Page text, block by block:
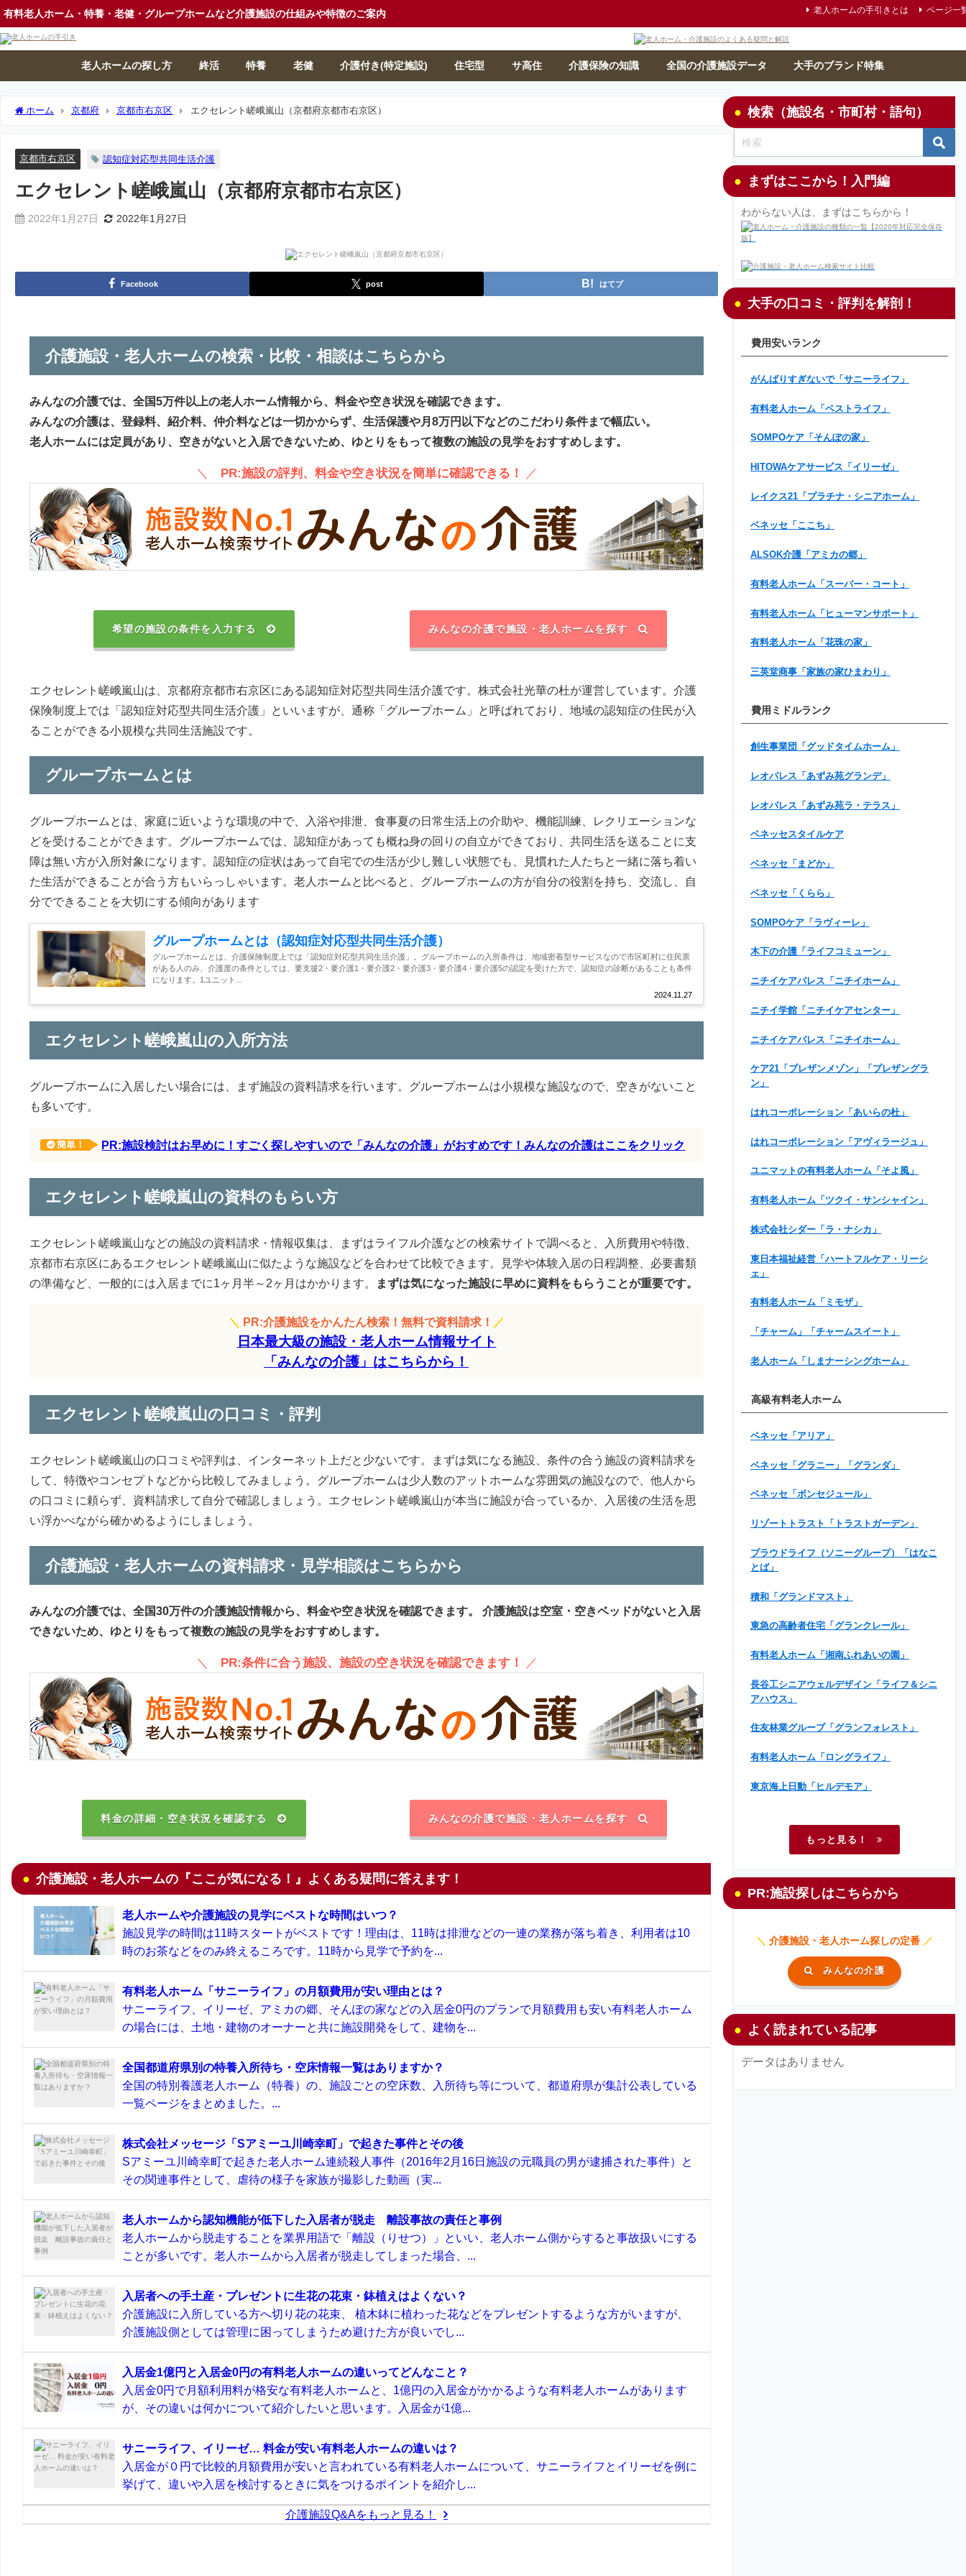
有料老人ホーム・特養・老健・グループホームなど介護施設の仕組みや特徴のご案内 老人ホームの手引きとは ページ一
老人ホームの探し方 終活 特養 老健 介護付き(特定施設) 住宅型 サ高住 介護保険の知識 全国の介護施設データ 大手のブランド特集
ホーム 京都府 京都市右京区 エクセレント嵯峨嵐山（京都府京都市右京区）
京都市右京区 認知症対応型共同生活介護
エクセレント嵯峨嵐山（京都府京都市右京区）
2022年1月27日 2022年1月27日
Facebook post はてブ
介護施設・老人ホームの検索・比較・相談はこちらから
みんなの介護では、全国5万件以上の老人ホーム情報から、料金や空き状況を確認できます。
みんなの介護は、登録料、紹介料、仲介料などは一切かからず、生活保護や月8万円以下などのこだわり条件まで幅広い。
老人ホームには定員があり、空きがないと入居できないため、ゆとりをもって複数の施設の見学をおすすめします。
＼ PR:施設の評判、料金や空き状況を簡単に確認できる！ ／
希望の施設の条件を入力する みんなの介護で施設・老人ホームを探す
エクセレント嵯峨嵐山は、京都府京都市右京区にある認知症対応型共同生活介護です。株式会社光華の杜が運営しています。介護
保険制度上では「認知症対応型共同生活介護」といいますが、通称「グループホーム」と呼ばれており、地域の認知症の住民が入
ることができる小規模な共同生活施設です。
グループホームとは
グループホームとは、家庭に近いような環境の中で、入浴や排泄、食事夏の日常生活上の介助や、機能訓練、レクリエーションな
どを受けることができます。グループホームでは、認知症があっても概ね身の回りの自立ができており、共同生活を送ることに支
障は無い方が入所対象になります。認知症の症状はあって自宅での生活が少し難しい状態でも、見慣れた人たちと一緒に落ち着い
た生活ができることが合う方もいらっしゃいます。老人ホームと比べると、グループホームの方が自分の役割を持ち、交流し、自
分でできることを大切にする傾向があります
グループホームとは（認知症対応型共同生活介護）
2024.11.27
グループホームとは、介護保険制度上では「認知症対応型共同生活介護」。グループホームの入所条件は、地域密着型サービスなので市区町村に住民票
がある人のみ、介護度の条件としては、要支援2・要介護1・要介護2・要介護3・要介護4・要介護5の認定を受けた方で、認知症の診断があることも条件
になります。1ユニット...
エクセレント嵯峨嵐山の入所方法
グループホームに入居したい場合には、まず施設の資料請求を行います。グループホームは小規模な施設なので、空きがないこと
も多いです。
簡単！ PR:施設検討はお早めに！すごく探しやすいので「みんなの介護」がおすめです！みんなの介護はここをクリック
エクセレント嵯峨嵐山の資料のもらい方
エクセレント嵯峨嵐山などの施設の資料請求・情報収集は、まずはライフル介護などの検索サイトで調べると、入所費用や特徴、
京都市右京区にあるエクセレント嵯峨嵐山に似たような施設などを合わせて比較できます。見学や体験入居の日程調整、必要書類
の準備など、一般的には入居までに1ヶ月半～2ヶ月はかかります。
まずは気になった施設に早めに資料をもらうことが重要です。
＼ PR:介護施設をかんたん検索！無料で資料請求！ ／
日本最大級の施設・老人ホーム情報サイト
「みんなの介護」はこちらから！
エクセレント嵯峨嵐山の口コミ・評判
エクセレント嵯峨嵐山の口コミや評判は、インターネット上だと少ないです。まずは気になる施設、条件の合う施設の資料請求を
して、特徴やコンセプトなどから比較してみましょう。グループホームは少人数のアットホームな雰囲気の施設なので、他人から
の口コミに頼らず、資料請求して自分で確認しましょう。エクセレント嵯峨嵐山が本当に施設が合っているか、入居後の生活を思
い浮かべながら確かめるようにしましょう。
介護施設・老人ホームの資料請求・見学相談はこちらから
みんなの介護では、全国30万件の介護施設情報から、料金や空き状況を確認できます。
介護施設は空室・空きベッドがないと入居
できないため、ゆとりをもって複数の施設の見学をおすすめします。
＼ PR:条件に合う施設、施設の空き状況を確認できます！ ／
料金の詳細・空き状況を確認する みんなの介護で施設・老人ホームを探す
介護施設・老人ホームの『ここが気になる！』よくある疑問に答えます！
老人ホームや介護施設の見学にベストな時間はいつ？
施設見学の時間は11時スタートがベストです！理由は、11時は排泄などの一連の業務が落ち着き、利用者は10
時のお茶などをのみ終えるころです。11時から見学で予約を...
有料老人ホーム「サニーライフ」の月額費用が安い理由とは？
サニーライフ、イリーゼ、アミカの郷、そんぽの家などの入居金0円のプランで月額費用も安い有料老人ホーム
の場合には、土地・建物のオーナーと共に施設開発をして、建物を...
全国都道府県別の特養入所待ち・空床情報一覧はありますか？
全国の特別養護老人ホーム（特養）の、施設ごとの空床数、入所待ち等について、都道府県が集計公表している
一覧ページをまとめました。...
株式会社メッセージ「Sアミーユ川崎幸町」で起きた事件とその後
Sアミーユ川崎幸町で起きた老人ホーム連続殺人事件（2016年2月16日施設の元職員の男が逮捕された事件）と
その関連事件として、虐待の様子を家族が撮影した動画（実...
老人ホームから認知機能が低下した入居者が脱走 離設事故の責任と事例
老人ホームから脱走することを業界用語で「離設（りせつ）」といい、老人ホーム側からすると事故扱いにする
ことが多いです。老人ホームから入居者が脱走してしまった場合、...
入居者への手土産・プレゼントに生花の花束・鉢植えはよくない？
介護施設に入所している方へ切り花の花束、 植木鉢に植わった花などをプレゼントするような方がいますが、
介護施設側としては管理に困ってしまうため避けた方が良いでし...
入居金1億円と入居金0円の有料老人ホームの違いってどんなこと？
入居金0円で月額利用料が格安な有料老人ホームと、1億円の入居金がかかるような有料老人ホームがあります
が、その違いは何かについて紹介したいと思います。入居金が1億...
サニーライフ、イリーゼ… 料金が安い有料老人ホームの違いは？
入居金が０円で比較的月額費用が安いと言われている有料老人ホームについて、サニーライフとイリーゼを例に
挙げて、違いや入居を検討するときに気をつけるポイントを紹介し...
介護施設Q&Aをもっと見る！
検索（施設名・市町村・語句）
まずはここから！入門編
わからない人は、まずはこちらから！
大手の口コミ・評判を解剖！
費用安いランク
がんばりすぎないで「サニーライフ」
有料老人ホーム「ベストライフ」
SOMPOケア「そんぽの家」
HITOWAケアサービス「イリーゼ」
レイクス21「プラチナ・シニアホーム」
ベネッセ「ここち」
ALSOK介護「アミカの郷」
有料老人ホーム「スーパー・コート」
有料老人ホーム「ヒューマンサポート」
有料老人ホーム「花珠の家」
三英堂商事「家族の家ひまわり」
費用ミドルランク
創生事業団「グッドタイムホーム」
レオパレス「あずみ苑グランデ」
レオパレス「あずみ苑ラ・テラス」
ベネッセスタイルケア
ベネッセ「まどか」
ベネッセ「くらら」
SOMPOケア「ラヴィーレ」
木下の介護「ライフコミューン」
ニチイケアパレス「ニチイホーム」
ニチイ学館「ニチイケアセンター」
ニチイケアパレス「ニチイホーム」
ケア21「プレザンメゾン」「プレザングラ
ン」
はれコーポレーション「あいらの杜」
はれコーポレーション「アヴィラージュ」
ユニマットの有料老人ホーム「そよ風」
有料老人ホーム「ツクイ・サンシャイン」
株式会社シダー「ラ・ナシカ」
東日本福祉経営「ハートフルケア・リーシ
ェ」
有料老人ホーム「ミモザ」
「チャーム」「チャームスイート」
老人ホーム「しまナーシングホーム」
高級有料老人ホーム
ベネッセ「アリア」
ベネッセ「グラニー」「グランダ」
ベネッセ「ボンセジュール」
リゾートトラスト「トラストガーデン」
プラウドライフ（ソニーグループ）「はなこ
とば」
積和「グランドマスト」
東急の高齢者住宅「グランクレール」
有料老人ホーム「湘南ふれあいの園」
長谷工シニアウェルデザイン「ライフ＆シニ
アハウス」
住友林業グループ「グランフォレスト」
有料老人ホーム「ロングライフ」
東京海上日動「ヒルデモア」
もっと見る！
PR:施設探しはこちらから
＼ 介護施設・老人ホーム探しの定番 ／
みんなの介護
よく読まれている記事
データはありません